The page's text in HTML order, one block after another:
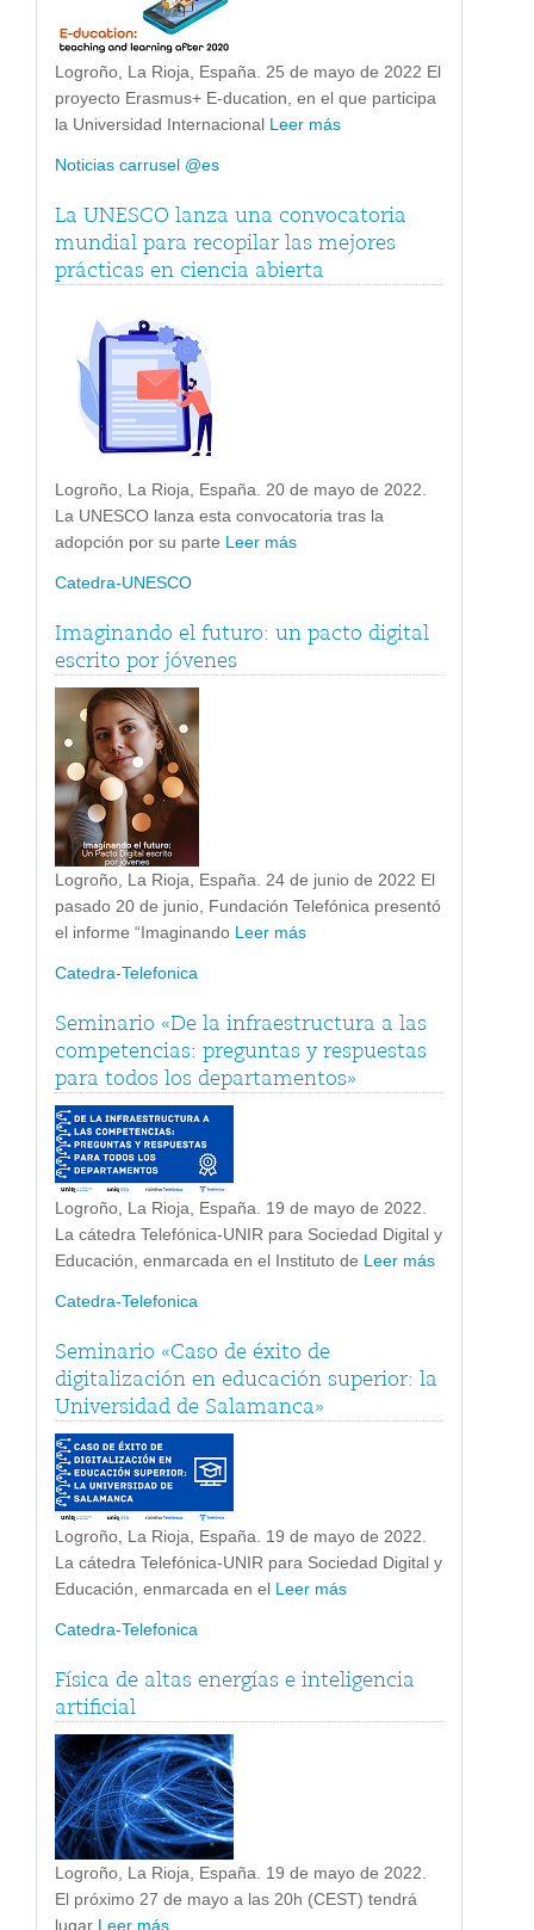
Logroño, La Rioja, España. 25 de mayo de 2022 El
proyecto Erasmus+ E-ducation, en el que participa
la Universidad Internacional Leer más
Noticias carrusel @es
La UNESCO lanza una convocatoria
mundial para recopilar las mejores
prácticas en ciencia abierta
Logroño, La Rioja, España. 20 de mayo de 2022.
La UNESCO lanza esta convocatoria tras la
adopción por su parte Leer más
Catedra-UNESCO
Imaginando el futuro: un pacto digital
escrito por jóvenes
Logroño, La Rioja, España. 24 de junio de 2022 El
pasado 20 de junio, Fundación Telefónica presentó
el informe “Imaginando Leer más
Catedra-Telefonica
Seminario «De la infraestructura a las
competencias: preguntas y respuestas
para todos los departamentos»
Logroño, La Rioja, España. 19 de mayo de 2022.
La cátedra Telefónica-UNIR para Sociedad Digital y
Educación, enmarcada en el Instituto de Leer más
Catedra-Telefonica
Seminario «Caso de éxito de
digitalización en educación superior: la
Universidad de Salamanca»
Logroño, La Rioja, España. 19 de mayo de 2022.
La cátedra Telefónica-UNIR para Sociedad Digital y
Educación, enmarcada en el Leer más
Catedra-Telefonica
Física de altas energías e inteligencia
artificial
Logroño, La Rioja, España. 19 de mayo de 2022.
El próximo 27 de mayo a las 20h (CEST) tendrá
lugar Leer más